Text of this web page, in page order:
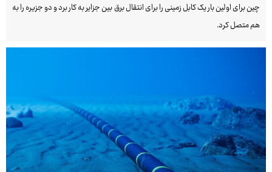
چین برای اولین بار یک کابل زمینی را برای انتقال برق بین جزایر به کار برد و دو جزیره را به
هم متصل کرد.